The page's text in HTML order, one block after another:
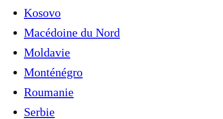
Kosovo
Macédoine du Nord
Moldavie
Monténégro
Roumanie
Serbie